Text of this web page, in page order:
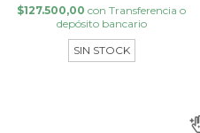
$127.500,00 con Transferencia o
depósito bancario
SIN STOCK